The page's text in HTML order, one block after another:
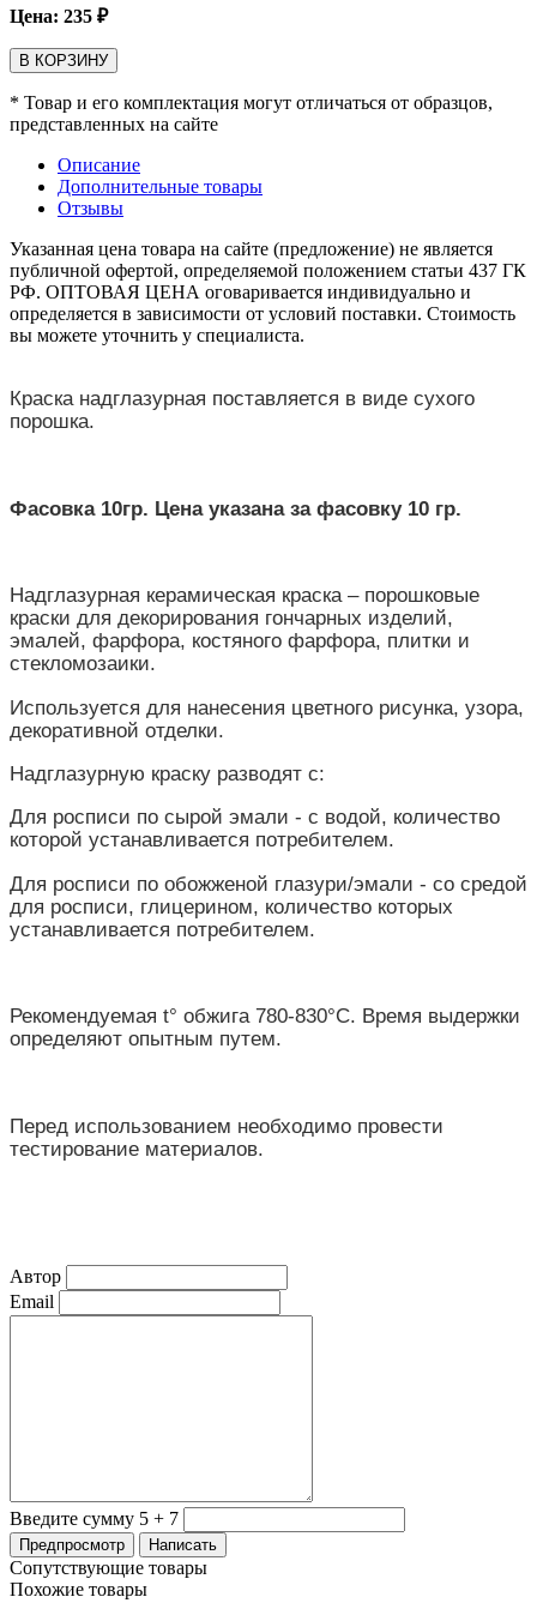
Цена: 235 ₽
В КОРЗИНУ
* Товар и его комплектация могут отличаться от образцов,
представленных на сайте
Описание
Дополнительные товары
Отзывы
Указанная цена товара на сайте (предложение) не является
публичной офертой, определяемой положением статьи 437 ГК
РФ. ОПТОВАЯ ЦЕНА оговаривается индивидуально и
определяется в зависимости от условий поставки. Стоимость
вы можете уточнить у специалиста.
Краска надглазурная поставляется в виде сухого
порошка.
Фасовка 10гр. Цена указана за фасовку 10 гр.
Надглазурная керамическая краска – порошковые
краски для декорирования гончарных изделий,
эмалей, фарфора, костяного фарфора, плитки и
стекломозаики.
Используется для нанесения цветного рисунка, узора,
декоративной отделки.
Надглазурную краску разводят с:
Для росписи по сырой эмали - с водой, количество
которой устанавливается потребителем.
Для росписи по обожженой глазури/эмали - со средой
для росписи, глицерином, количество которых
устанавливается потребителем.
Рекомендуемая t° обжига 780-830°С. Время выдержки
определяют опытным путем.
Перед использованием необходимо провести
тестирование материалов.
Автор
Email
Введите сумму 5 + 7
Сопутствующие товары
Похожие товары